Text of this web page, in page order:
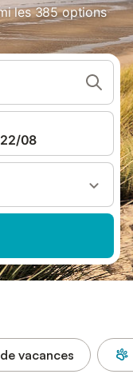
les 385 options
08
vacances